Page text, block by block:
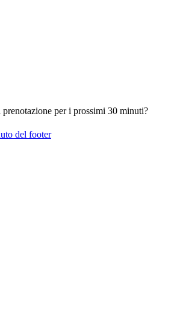
prenotazione per i prossimi 30 minuti?
del footer